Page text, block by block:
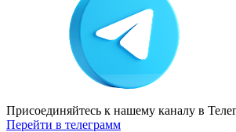
Присоединяйтесь к нашему каналу в
Перейти в телеграмм